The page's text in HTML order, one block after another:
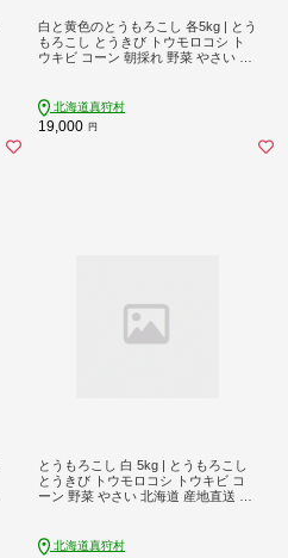
白と黄色のとうもろこし 各5kg | とう
もろこし とうきび トウモロコシ ト
ウキビ コーン 朝採れ 野菜 やさい 北
ーセンター [BPAM019]
北海道真狩村
19,000 円
とうもろこし 白 5kg | とうもろこし
とうきび トウモロコシ トウキビ コ
ーン 野菜 やさい 北海道 産地直送 採
[BPAM021]
北海道真狩村